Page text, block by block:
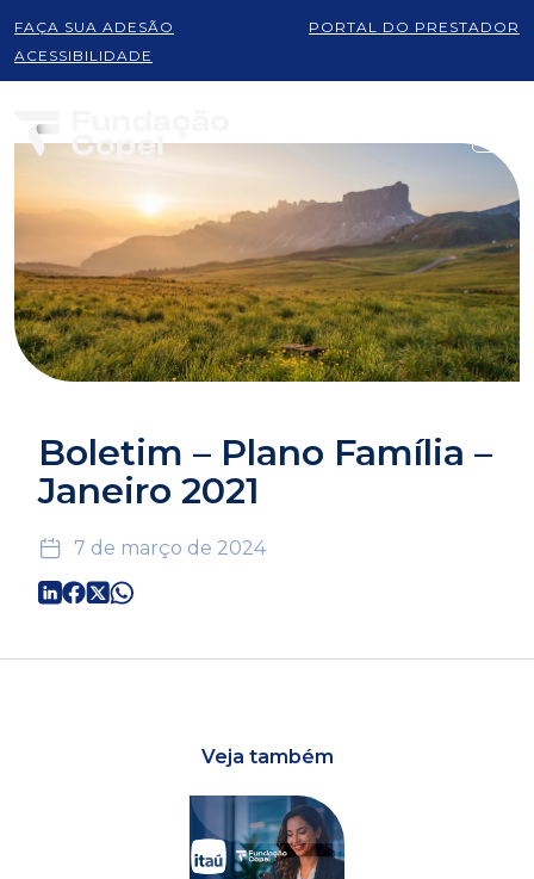
FAÇA SUA ADESÃO
PORTAL DO PRESTADOR
ACESSIBILIDADE
Boletim – Plano Família –
Janeiro 2021
7 de março de 2024
Veja também